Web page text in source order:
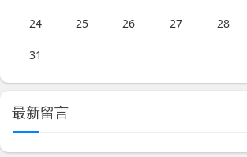
24 25 26 27 28
31
最新留言